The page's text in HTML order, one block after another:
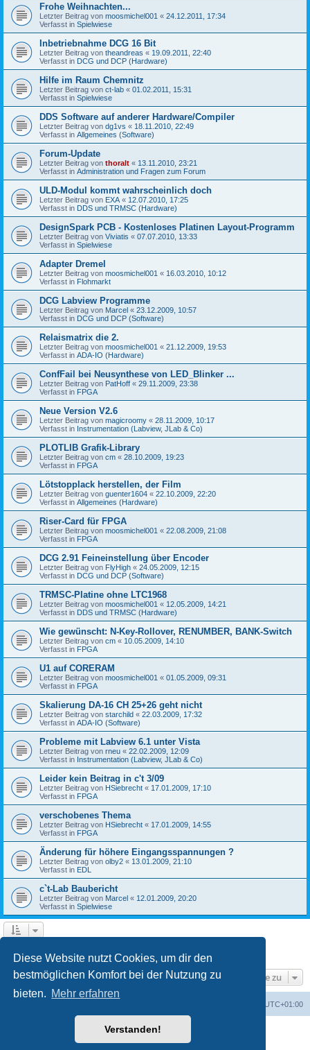
Diese Website nutzt Cookies, um dir den
bestmöglichen Komfort bei der Nutzung zu
bieten. Mehr erfahren
Verstanden!
Frohe Weihnachten...
Letzter Beitrag von moosmichel001 « 24.12.2011, 17:34
Verfasst in Spielwiese
Inbetriebnahme DCG 16 Bit
Letzter Beitrag von theandreas « 19.09.2011, 22:40
Verfasst in DCG und DCP (Hardware)
Hilfe im Raum Chemnitz
Letzter Beitrag von ct-lab « 01.02.2011, 15:31
Verfasst in Spielwiese
DDS Software auf anderer Hardware/Compiler
Letzter Beitrag von dg1vs « 18.11.2010, 22:49
Verfasst in Allgemeines (Software)
Forum-Update
Letzter Beitrag von thoralt « 13.11.2010, 23:21
Verfasst in Administration und Fragen zum Forum
ULD-Modul kommt wahrscheinlich doch
Letzter Beitrag von EXA « 12.07.2010, 17:25
Verfasst in DDS und TRMSC (Hardware)
DesignSpark PCB - Kostenloses Platinen Layout-Programm
Letzter Beitrag von Viviatis « 07.07.2010, 13:33
Verfasst in Spielwiese
Adapter Dremel
Letzter Beitrag von moosmichel001 « 16.03.2010, 10:12
Verfasst in Flohmarkt
DCG Labview Programme
Letzter Beitrag von Marcel « 23.12.2009, 10:57
Verfasst in DCG und DCP (Software)
Relaismatrix die 2.
Letzter Beitrag von moosmichel001 « 21.12.2009, 19:53
Verfasst in ADA-IO (Hardware)
ConfFail bei Neusynthese von LED_Blinker ...
Letzter Beitrag von PatHoff « 29.11.2009, 23:38
Verfasst in FPGA
Neue Version V2.6
Letzter Beitrag von magicroomy « 28.11.2009, 10:17
Verfasst in Instrumentation (Labview, JLab & Co)
PLOTLIB Grafik-Library
Letzter Beitrag von cm « 28.10.2009, 19:23
Verfasst in FPGA
Lötstopplack herstellen, der Film
Letzter Beitrag von guenter1604 « 22.10.2009, 22:20
Verfasst in Allgemeines (Hardware)
Riser-Card für FPGA
Letzter Beitrag von moosmichel001 « 22.08.2009, 21:08
Verfasst in FPGA
DCG 2.91 Feineinstellung über Encoder
Letzter Beitrag von FlyHigh « 24.05.2009, 12:15
Verfasst in DCG und DCP (Software)
TRMSC-Platine ohne LTC1968
Letzter Beitrag von moosmichel001 « 12.05.2009, 14:21
Verfasst in DDS und TRMSC (Hardware)
Wie gewünscht: N-Key-Rollover, RENUMBER, BANK-Switch
Letzter Beitrag von cm « 10.05.2009, 14:10
Verfasst in FPGA
U1 auf CORERAM
Letzter Beitrag von moosmichel001 « 01.05.2009, 09:31
Verfasst in FPGA
Skalierung DA-16 CH 25+26 geht nicht
Letzter Beitrag von starchild « 22.03.2009, 17:32
Verfasst in ADA-IO (Software)
Probleme mit Labview 6.1 unter Vista
Letzter Beitrag von rneu « 22.02.2009, 12:09
Verfasst in Instrumentation (Labview, JLab & Co)
Leider kein Beitrag in c't 3/09
Letzter Beitrag von HSiebrecht « 17.01.2009, 17:10
Verfasst in FPGA
verschobenes Thema
Letzter Beitrag von HSiebrecht « 17.01.2009, 14:55
Verfasst in FPGA
Änderung für höhere Eingangsspannungen ?
Letzter Beitrag von olby2 « 13.01.2009, 21:10
Verfasst in EDL
c`t-Lab Baubericht
Letzter Beitrag von Marcel « 12.01.2009, 20:20
Verfasst in Spielwiese
Gehe zu
UTC+01:00
Powered byphpBB® Forum Software © phpBB Limited
phpBB.de